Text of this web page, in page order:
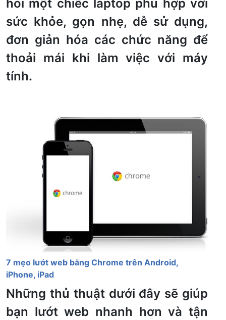
hỏi một chiếc laptop phù hợp với
sức khỏe, gọn nhẹ, dễ sử dụng,
đơn giản hóa các chức năng để
thoải mái khi làm việc với máy
tính.
7 mẹo lướt web bằng Chrome trên Android,
iPhone, iPad
Những thủ thuật dưới đây sẽ giúp
bạn lướt web nhanh hơn và tận